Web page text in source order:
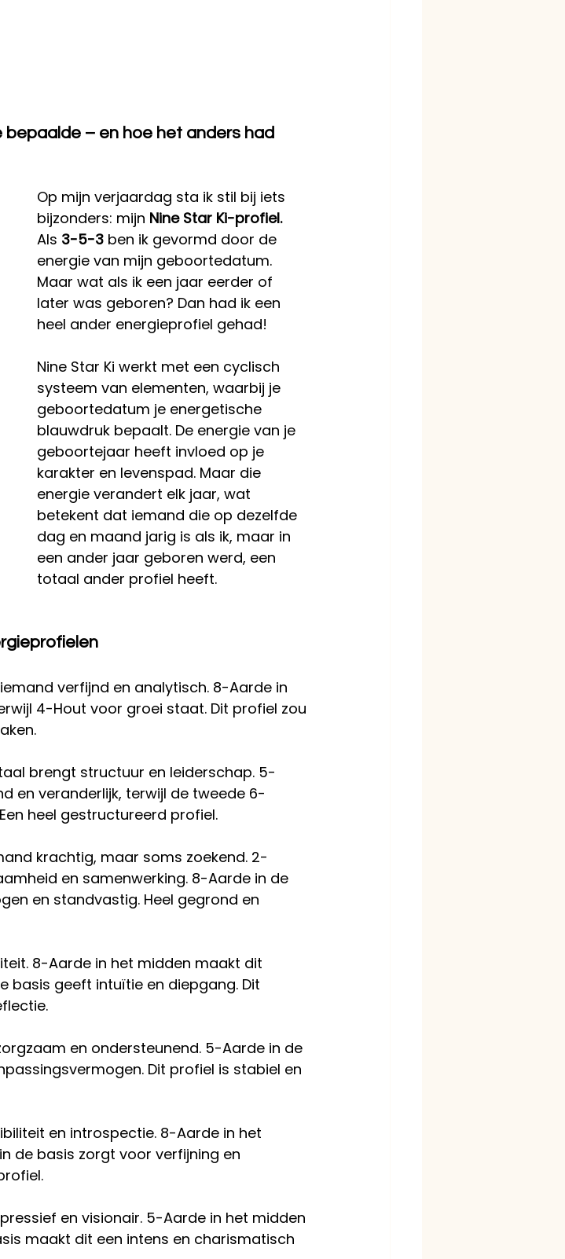
– en hoe het anders had
Op mijn verjaardag sta ik stil bij iets
bijzonders: mijn Nine Star Ki-profiel.
Als 3-5-3 ben ik gevormd door de
energie van mijn geboortedatum.
Maar wat als ik een jaar eerder of
later was geboren? Dan had ik een
heel ander energieprofiel gehad!
Nine Star Ki werkt met een cyclisch
systeem van elementen, waarbij je
geboortedatum je energetische
blauwdruk bepaalt. De energie van je
geboortejaar heeft invloed op je
karakter en levenspad. Maar die
energie verandert elk jaar, wat
betekent dat iemand die op dezelfde
dag en maand jarig is als ik, maar in
een ander jaar geboren werd, een
totaal ander profiel heeft.
verfijnd en analytisch. 8-Aarde in
4-Hout voor groei staat. Dit profiel zou
brengt structuur en leiderschap. 5-
en veranderlijk, terwijl de tweede 6-
heel gestructureerd profiel.
krachtig, maar soms zoekend. 2-
en samenwerking. 8-Aarde in de
en standvastig. Heel gegrond en
8-Aarde in het midden maakt dit
basis geeft intuïtie en diepgang. Dit
en ondersteunend. 5-Aarde in de
Dit profiel is stabiel en
en introspectie. 8-Aarde in het
de basis zorgt voor verfijning en
en visionair. 5-Aarde in het midden
maakt dit een intens en charismatisch